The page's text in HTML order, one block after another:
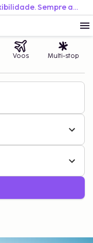
Reserve facilmente. Viaje com flexibilidade. Sempre ao melhor preço.
Voos Multi-stop